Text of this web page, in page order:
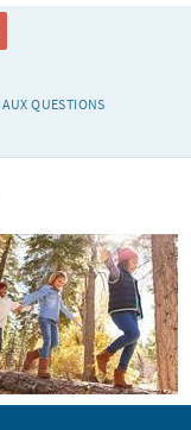
QUESTIONS